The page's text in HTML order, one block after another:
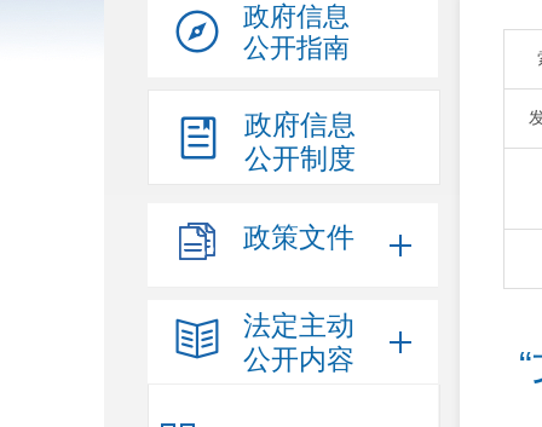
政府信息
公开指南
政府信息
公开制度
政策文件
法定主动
公开内容